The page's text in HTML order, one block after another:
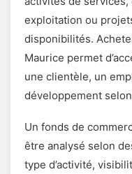
exploitation ou
disponibilités.
Maurice permet
une clientèle, un
développement
Un fonds de
être analysé selon
type d’activité,